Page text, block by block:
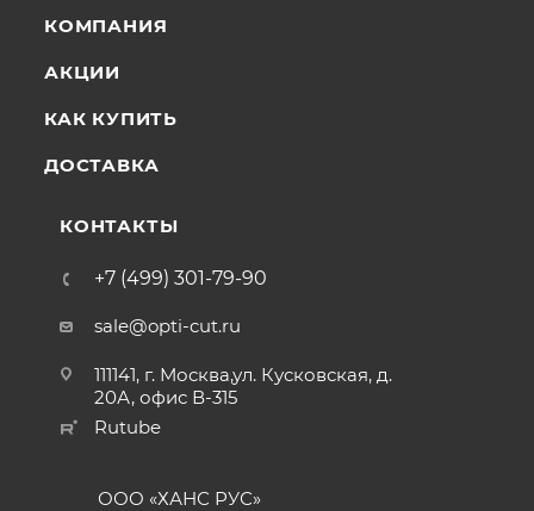
КОМПАНИЯ
АКЦИИ
КАК КУПИТЬ
ДОСТАВКА
КОНТАКТЫ
+7 (499) 301-79-90
sale@opti-cut.ru
111141, г. Москва,ул. Кусковская, д.
20А, офис В-315
Rutube
ООО «ХАНС РУС»